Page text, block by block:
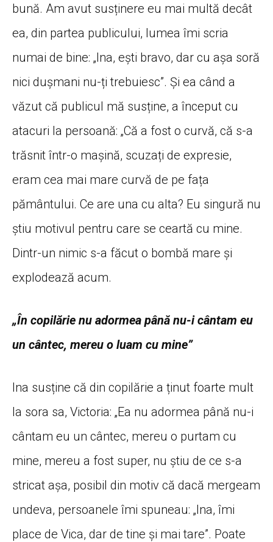
bună. Am avut susținere eu mai multă decât
ea, din partea publicului, lumea îmi scria
numai de bine: „Ina, ești bravo, dar cu așa soră
nici dușmani nu-ți trebuiesc”. Și ea când a
văzut că publicul mă susține, a început cu
atacuri la persoană: „Că a fost o curvă, că s-a
trăsnit într-o mașină, scuzați de expresie,
eram cea mai mare curvă de pe fața
pământului. Ce are una cu alta? Eu singură nu
știu motivul pentru care se ceartă cu mine.
Dintr-un nimic s-a făcut o bombă mare și
explodează acum.
„În copilărie nu adormea până nu-i cântam eu
un cântec, mereu o luam cu mine”
Ina susține că din copilărie a ținut foarte mult
la sora sa, Victoria: „Ea nu adormea până nu-i
cântam eu un cântec, mereu o purtam cu
mine, mereu a fost super, nu știu de ce s-a
stricat așa, posibil din motiv că dacă mergeam
undeva, persoanele îmi spuneau: „Ina, îmi
place de Vica, dar de tine și mai tare”. Poate